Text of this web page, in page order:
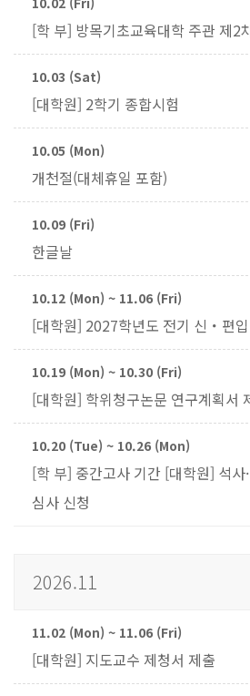
[학 부] 방목기초교육대학 주관 제2
10.03 (Sat)
[대학원] 2학기 종합시험
10.05 (Mon)
개천절(대체휴일 포함)
10.09 (Fri)
한글날
10.12 (Mon) ~ 11.06 (Fri)
[대학원] 2027학년도 전기 신・편
10.19 (Mon) ~ 10.30 (Fri)
[대학원] 학위청구논문 연구계획서
10.20 (Tue) ~ 10.26 (Mon)
[학 부] 중간고사 기간 [대학원] 석사
심사 신청
2026.11
11.02 (Mon) ~ 11.06 (Fri)
[대학원] 지도교수 제청서 제출